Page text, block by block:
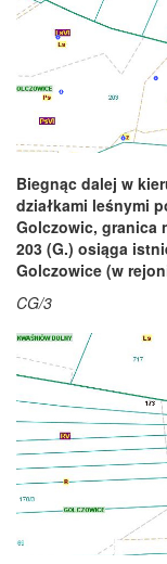
Biegnąc dalej w
działkami leśnymi
Golczowic, granica
203 (G.) osiąga
Golczowice (w
CG/3